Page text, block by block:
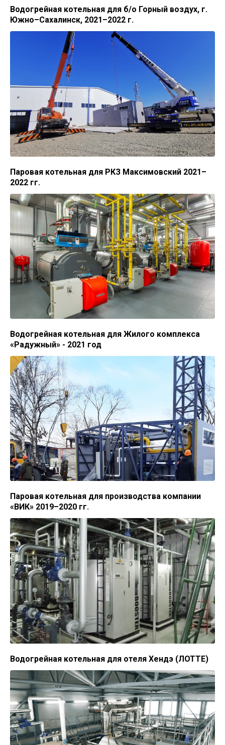
Водогрейная котельная для б/о Горный воздух, г.
Южно–Сахалинск, 2021–2022 г.
Паровая котельная для РКЗ Максимовский 2021–
2022 гг.
Водогрейная котельная для Жилого комплекса
«Радужный» - 2021 год
Паровая котельная для производства компании
«ВИК» 2019–2020 гг.
Водогрейная котельная для отеля Хендэ (ЛОТТЕ)